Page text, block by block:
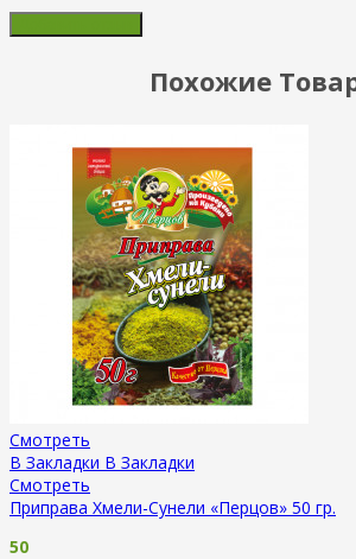
Похожие
Смотреть
В Закладки В Закладки
Смотреть
Приправа Хмели-Сунели «Перцов» 50 гр.
50